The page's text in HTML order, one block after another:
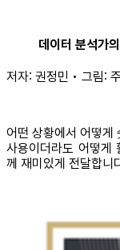
데이터 분석가
저자: 권정민 • 그림:
어떤 상황에서 어떻게
사용이더라도 어떻게
께 재미있게 전달합니